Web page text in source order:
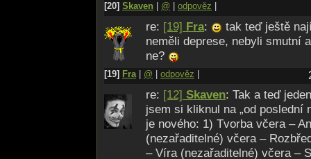
[20] Skaven @ odpověz
re: [19] Fra:
tak teď ještě
neměli deprese, nebyli smutní
ne?
[19] Fra| @ odpověz
re: [12] Skaven: Tak a teď
jsem si kliknul na „od poslední
je nového: 1) Tvorba včera –
(nezařaditelné) včera –
– Víra (nezařaditelné) včera –